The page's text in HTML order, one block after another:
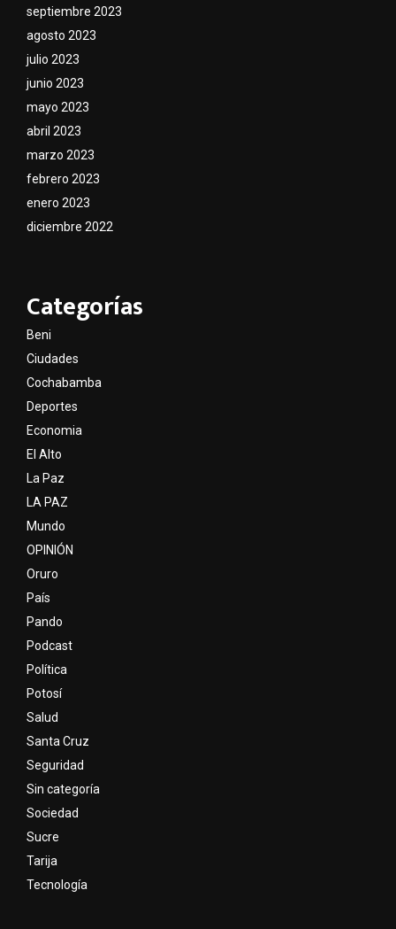
septiembre 2023
agosto 2023
julio 2023
junio 2023
mayo 2023
abril 2023
marzo 2023
febrero 2023
enero 2023
diciembre 2022
Categorías
Beni
Ciudades
Cochabamba
Deportes
Economia
El Alto
La Paz
LA PAZ
Mundo
OPINIÓN
Oruro
País
Pando
Podcast
Política
Potosí
Salud
Santa Cruz
Seguridad
Sin categoría
Sociedad
Sucre
Tarija
Tecnología